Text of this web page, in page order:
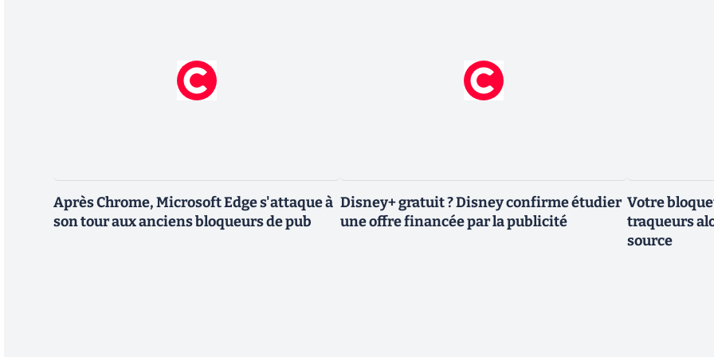
Après Chrome, Microsoft Edge s'attaque à
son tour aux anciens bloqueurs de pub
Disney+ gratuit ? Disney confirme étudier
une offre financée par la publicité
Votre
traqueurs
source